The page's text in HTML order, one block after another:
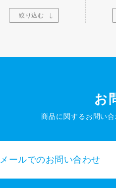
絞り込む
お
商品に関するお問い
メールでのお問い合わせ